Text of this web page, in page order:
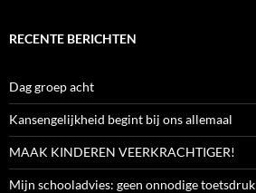
RECENTE BERICHTEN
Dag groep acht
Kansengelijkheid begint bij ons allemaal
MAAK KINDEREN VEERKRACHTIGER!
Mijn schooladvies: geen onnodige toetsdruk